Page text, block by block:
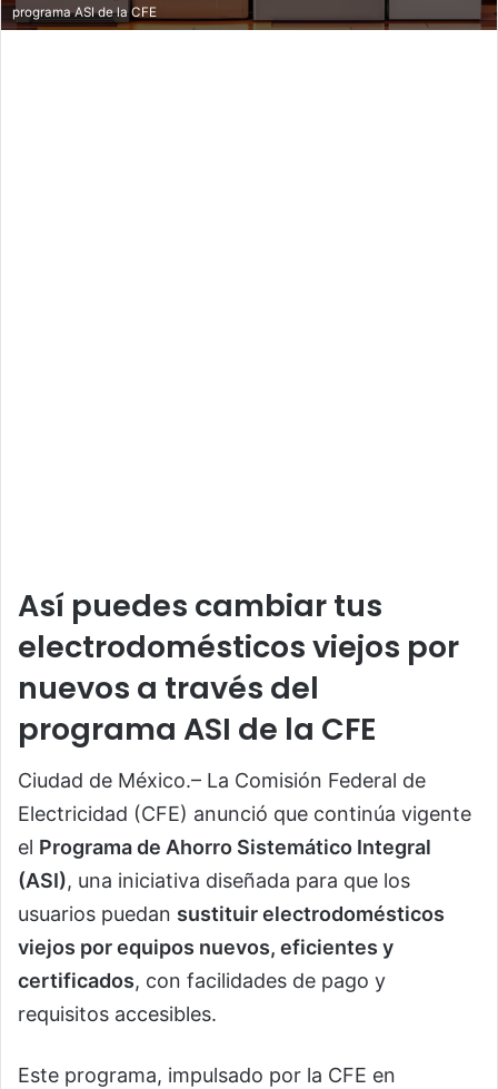
programa ASI de la CFE
Así puedes cambiar tus
electrodomésticos viejos por
nuevos a través del
programa ASI de la CFE
Ciudad de México.– La Comisión Federal de
Electricidad (CFE) anunció que continúa vigente
el Programa de Ahorro Sistemático Integral
(ASI), una iniciativa diseñada para que los
usuarios puedan sustituir electrodomésticos
viejos por equipos nuevos, eficientes y
certificados, con facilidades de pago y
requisitos accesibles.
Este programa, impulsado por la CFE en